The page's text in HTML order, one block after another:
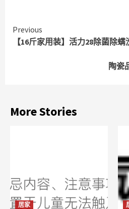
Continue
Reading
Previous
【16斤家用装】活力28除菌除螨
陶瓷
More Stories
居家